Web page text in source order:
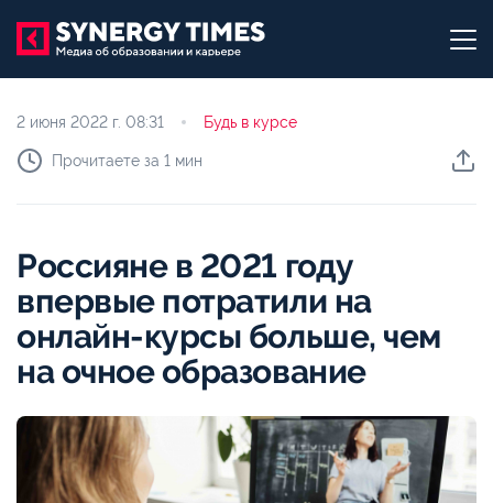
2 июня 2022 г. 08:31 Будь в курсе
Прочитаете за 1 мин
Россияне в 2021 году
впервые потратили на
онлайн-курсы больше, чем
на очное образование